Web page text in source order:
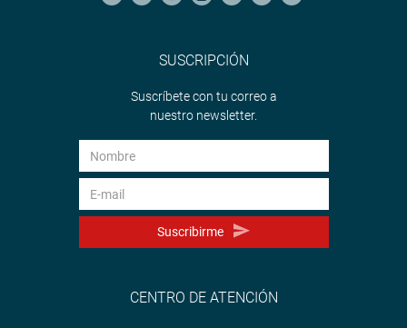
SUSCRIPCIÓN
Suscríbete con tu correo a
nuestro newsletter.
Suscribirme
CENTRO DE ATENCIÓN